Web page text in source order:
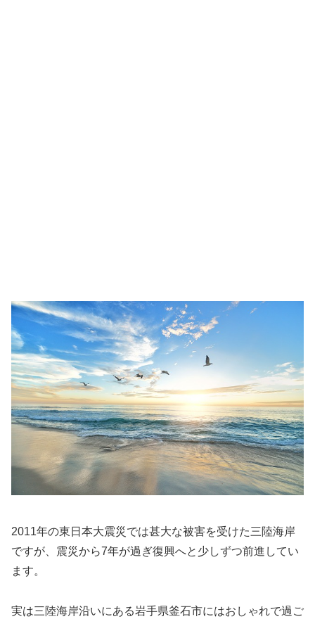
2011年の東日本大震災では甚大な被害を受けた三陸海岸
ですが、震災から7年が過ぎ復興へと少しずつ前進してい
ます。
実は三陸海岸沿いにある岩手県釜石市にはおしゃれで過ご